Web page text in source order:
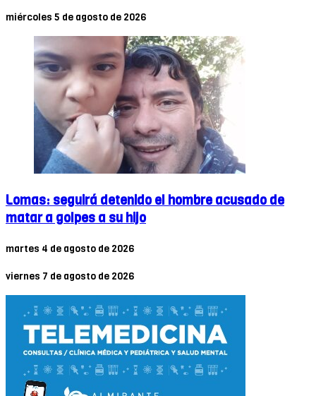
miércoles 5 de agosto de 2026
Lomas: seguirá detenido el hombre acusado de
matar a golpes a su hijo
martes 4 de agosto de 2026
viernes 7 de agosto de 2026